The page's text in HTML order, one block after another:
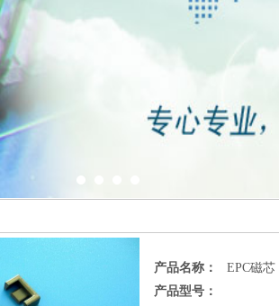
产品名称：
EPC磁芯
产品型号：